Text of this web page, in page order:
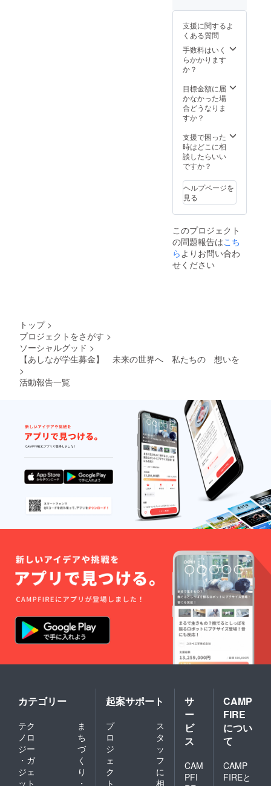
に受け
取りた
い方が
いらっ
しゃい
ました
その旨
をご記
入くだ
で2020
年1～12
月分の
活動報
告書の
受け取
れる
方、ま
たは②
トへの
寄付金
の「領
収書」
年3月以
降早期
に受け
取りた
いらっ
しゃい
ました
ら、備
gからの
支援金
の入金
が2021
年2月頃
となり
ターン
の発送
は2022
なりま
す。
※①202
0年中に
いただ
いた方
で2020
年1～12
活動報
告書の
受け取
りをご
希望さ
収書」
に受け
取りた
い方が
いらっ
しゃい
ました
ら、備
考欄に
その旨
をご記
入くだ
さい。
あしな
会に提
供のう
え、あ
しなが
育英会
「年間
活動報
告書」
と「寄
領証明
書」を
発送い
たしま
※Good
Mornin
gからの
支援金
が2021
年2月頃
となり
ますた
め、リ
0年中に
ご支援
年1～12
月分の
活動報
告書の
受け取
りをご
希望さ
れる
方、ま
たは②
本プロ
ジェク
トへの
寄付金
収書」
を2021
年3月以
降早期
に受け
取りた
い方が
いらっ
しゃい
ら、備
考欄に
その旨
入くだ
さい。
支援に関するよ
くある質問
手数料はいく
らかかります
か？
目標金額に届
かなかった場
合どうなりま
すか？
支援で困った
時はどこに相
談したらいい
ですか？
ヘルプページを
見る
このプロジェクト
の問題報告はこち
ら よりお問い合わ
せください
トップ >
プロジェクトをさがす >
ソーシャルグッド >
【あしなが学生募金】 未来の世界へ 私たちの 想いを
>
活動報告一覧
カテゴリー
テク
ノロ
ジー
・ガ
ジェ
ット
ま
ち
づ
く
り
・
起案サポート
プ
ロ
ジ
ェ
ク
ト
ス
タ
ッ
フ
に
相
サ
ー
ビ
ス
CAM
PFI
CAMP
FIRE
につい
て
CAMP
FIREと